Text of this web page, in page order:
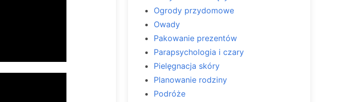
Ogrody przydomowe
Owady
Pakowanie prezentów
Parapsychologia i czary
Pielęgnacja skóry
Planowanie rodziny
Podróże